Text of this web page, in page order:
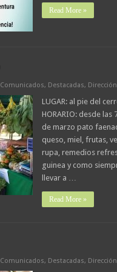
Read More »
Comunicados, Destacadas,
LUGAR: al pie del
HORARIO: desde las
de marzo pato
queso, miel, frutas,
rupa, remedios
guinea y como
llevar a …
Read More »
Comunicados, Destacadas,